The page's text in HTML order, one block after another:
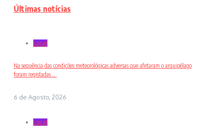
Últimas notícias
Local
Na sequência das condições meteorológicas adversas que afetaram o arquipélago
foram registadas ...
6 de Agosto, 2026
Local